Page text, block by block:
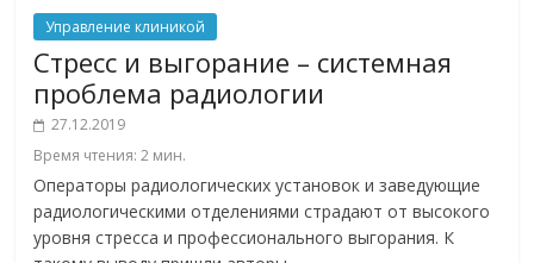
Управление клиникой
Стресс и выгорание – системная
проблема радиологии
27.12.2019
Время чтения:2 мин.
Операторы радиологических установок и заведующие
радиологическими отделениями страдают от высокого
уровня стресса и профессионального выгорания. К